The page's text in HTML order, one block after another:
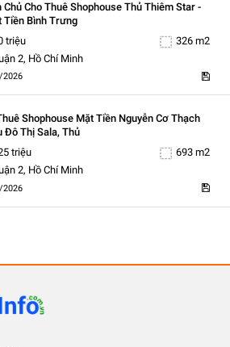
Chủ Cho Thuê Shophouse Thủ Thiêm Star -
Tiền Bình Trưng
triệu
326 m2
Quận 2, Hồ Chí Minh
Shophouse Mặt Tiền Nguyễn Cơ Thạch
Đô Thị Sala, Thủ
triệu
693 m2
Quận 2, Hồ Chí Minh
2026